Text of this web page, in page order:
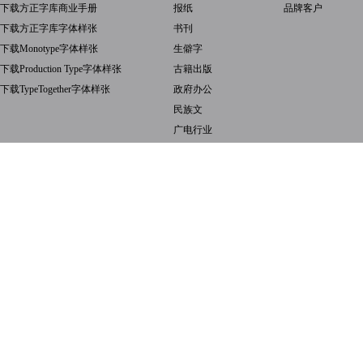
下载方正字库商业手册
下载方正字库字体样张
下载Monotype字体样张
下载Production Type字体样张
下载TypeTogether字体样张
报纸
书刊
生僻字
古籍出版
政府办公
民族文
广电行业
品牌客户